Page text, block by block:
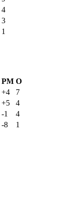
4
3
1
РМ О
+4
7
+5
4
-1
4
-8
1